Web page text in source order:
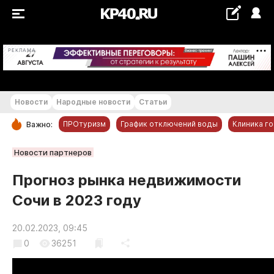
РЕКЛАМА +22...+23 °С
РУБРИКИ
Новости компаний
Статьи
Народные новости
Авто и транспорт
Новости Народные новости Статьи
Важно: ПРОтуризм График отключений воды Клиника
Новости партнеров
Прогноз рынка недвижимости
Сочи в 2023 году
20.02.2023, 09:45
0
36251